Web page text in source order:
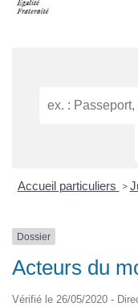
Accueil particuliers >
Dossier
Acteurs du
Vérifié le 26/05/2020 -